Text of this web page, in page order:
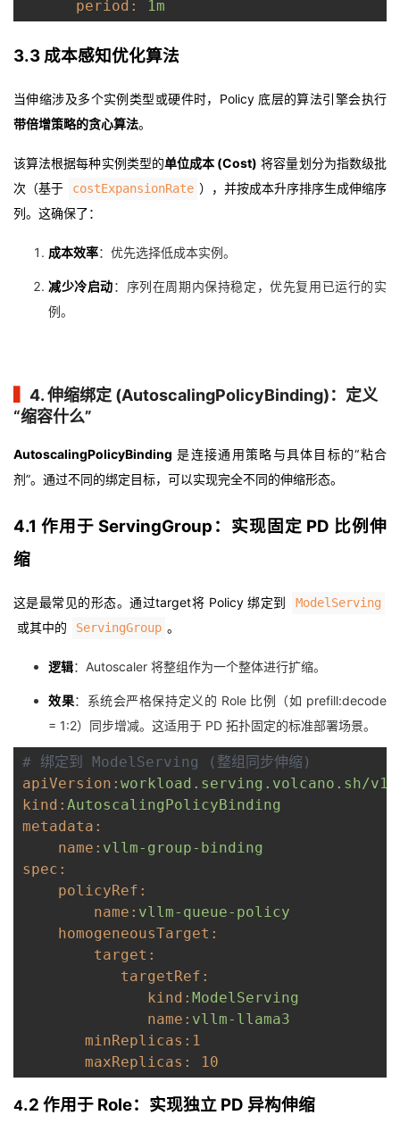
period: 1m
3.3 成本感知优化算法
当伸缩涉及多个实例类型或硬件时，Policy 底层的算法引擎会执行
带倍增策略的贪心算法。
该算法根据每种实例类型的单位成本 (Cost) 将容量划分为指数级批
次（基于
costExpansionRate ），并按成本升序排序生成伸缩序
列。这确保了：
成本效率：优先选择低成本实例。
减少冷启动：序列在周期内保持稳定，优先复用已运行的实
例。
4. 伸缩绑定 (AutoscalingPolicyBinding)：定义
“缩容什么”
AutoscalingPolicyBinding 是连接通用策略与具体目标的“粘合
剂”。通过不同的绑定目标，可以实现完全不同的伸缩形态。
4.1 作用于 ServingGroup：实现固定 PD 比例伸
缩
这是最常见的形态。通过target将 Policy 绑定到 ModelServing
或其中的 ServingGroup 。
逻辑：Autoscaler 将整组作为一个整体进行扩缩。
效果：系统会严格保持定义的 Role 比例（如 prefill:decode
= 1:2）同步增减。这适用于 PD 拓扑固定的标准部署场景。
# 绑定到 ModelServing (整组同步伸缩)
apiVersion: workload.serving.volcano.sh/
kind: AutoscalingPolicyBinding
metadata:
name: vllm-group-binding
spec:
policyRef:
name: vllm-queue-policy
homogeneousTarget:
target:
targetRef:
kind: ModelServing
name: vllm-llama3
minReplicas: 1
maxReplicas:
10
4.2 作用于 Role：实现独立 PD 异构伸缩